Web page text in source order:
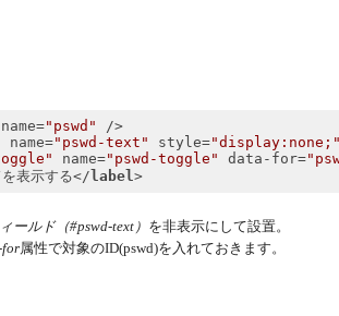
name="pswd" />
name="pswd-text" style="display:none;"
name="pswd-toggle" data-for=
表示する</label >
ールド（#pswd-text） を非表示にして設置。
for属性で対象のID(pswd)を入れておきます。